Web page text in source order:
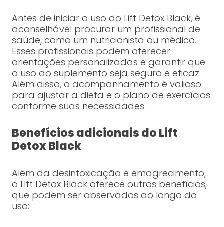
Antes de iniciar o uso do Lift Detox Black, é
aconselhável procurar um profissional de
saúde, como um nutricionista ou médico.
Esses profissionais podem oferecer
orientações personalizadas e garantir que
o uso do suplemento seja seguro e eficaz.
Além disso, o acompanhamento é valioso
para ajustar a dieta e o plano de exercícios
conforme suas necessidades.
Benefícios adicionais do Lift
Detox Black
Além da desintoxicação e emagrecimento,
o Lift Detox Black oferece outros benefícios,
que podem ser observados ao longo do
uso: